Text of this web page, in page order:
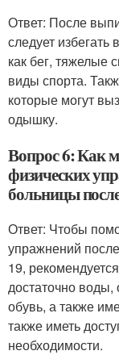
Ответ: После
следует
как бег, тяжелые
виды спорта.
которые могут
одышку.
Вопрос 6: Как
физических
больницы
Ответ: Чтобы
упражнений
19,
достаточно воды,
обувь, а также
также иметь
необходимости.